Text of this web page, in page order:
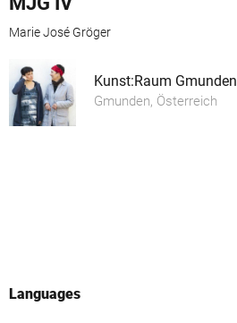
Marie José Gröger
Kunst:Raum Gmunden
Gmunden, Österreich
Languages